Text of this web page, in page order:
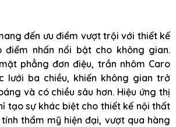
đến ưu điểm vượt trội với thiết kế
điểm nhấn nổi bật cho không gian.
phẳng đơn điệu, trần nhôm Caro
lưới ba chiều, khiến không gian trở
và có chiều sâu hơn. Hiệu ứng thị
tạo sự khác biệt cho thiết kế nội thất
thẩm mỹ hiện đại, vượt qua hàng